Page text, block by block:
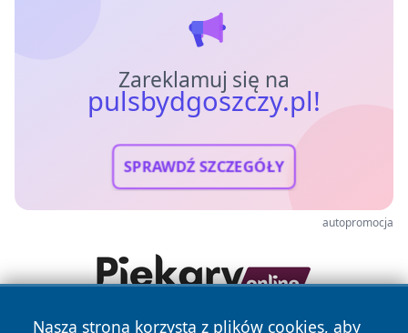
Zareklamuj się na
pulsbydgoszczy.pl!
SPRAWDŹ SZCZEGÓŁY
autopromocja
Nasza strona korzysta z plików cookies, aby